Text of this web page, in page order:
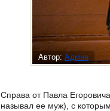
Автор: Админ
Справа от Павла
называл ее муж), с